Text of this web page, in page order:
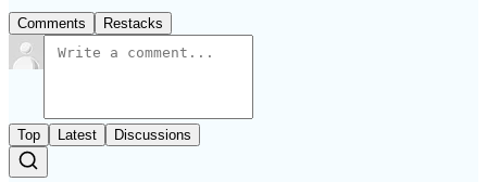
Comments Restacks
Top Latest Discussions